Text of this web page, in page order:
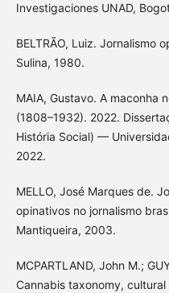
Investigaciones UNAD,
BELTRÃO, Luiz. Jornalismo
Sulina, 1980.
MAIA, Gustavo. A maconha
(1808–1932). 2022.
História Social) —
2022.
MELLO, José Marques de.
opinativos no jornalismo
Mantiqueira, 2003.
MCPARTLAND, John M.;
Cannabis taxonomy,